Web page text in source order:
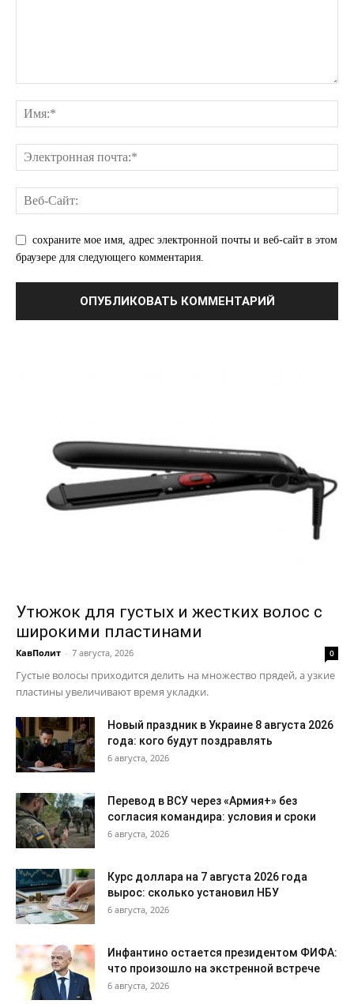
О нас
Политика конфиденциальности
Подписка
Реклама
сохраните мое имя, адрес электронной почты и веб-сайт в этом
браузере для следующего комментария.
Утюжок для густых и жестких волос с
широкими пластинами
КавПолит - 7 августа, 2026 0
Густые волосы приходится делить на множество прядей, а узкие
пластины увеличивают время укладки.
Новый праздник в Украине 8 августа 2026
года: кого будут поздравлять
6 августа, 2026
Перевод в ВСУ через «Армия+» без
согласия командира: условия и сроки
6 августа, 2026
Курс доллара на 7 августа 2026 года
вырос: сколько установил НБУ
6 августа, 2026
Инфантино остается президентом ФИФА:
что произошло на экстренной встрече
6 августа, 2026